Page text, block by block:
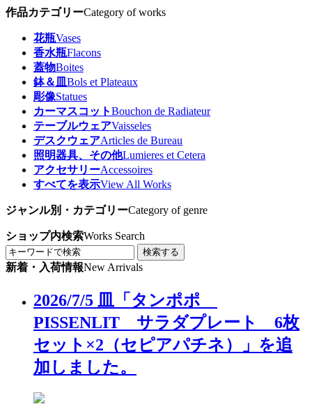
作品カテゴリーCategory of works
花瓶Vases
香水瓶Flacons
蓋物Boites
鉢＆皿 Bols et Plateaux
彫像Statues
カーマスコットBouchon de Radiateur
テーブルウェアVaisseles
デスクウェアArticles de Bureau
照明器具、その他Lumieres et Cetera
アクセサリーAccessoires
すべてを表示View All Works
ジャンル別・カテゴリーCategory of genre
ショップ内検索Works Search
検索する
新着・入荷情報New Arrivals
2026/7/5 皿「タンポポ
PISSENLIT サラダプレート 6枚
セット×2（セピアパチネ）」を追
加しました。